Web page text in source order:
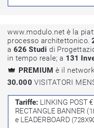
www.modulo.net è la
processo architettonico.
a 626 Studi di
in tempo reale; a 131
Tariffe: LINKING
RECTANGLE BANNER (
e LEADERBOARD
PREMIUM è il network
30.000 VISITATORI